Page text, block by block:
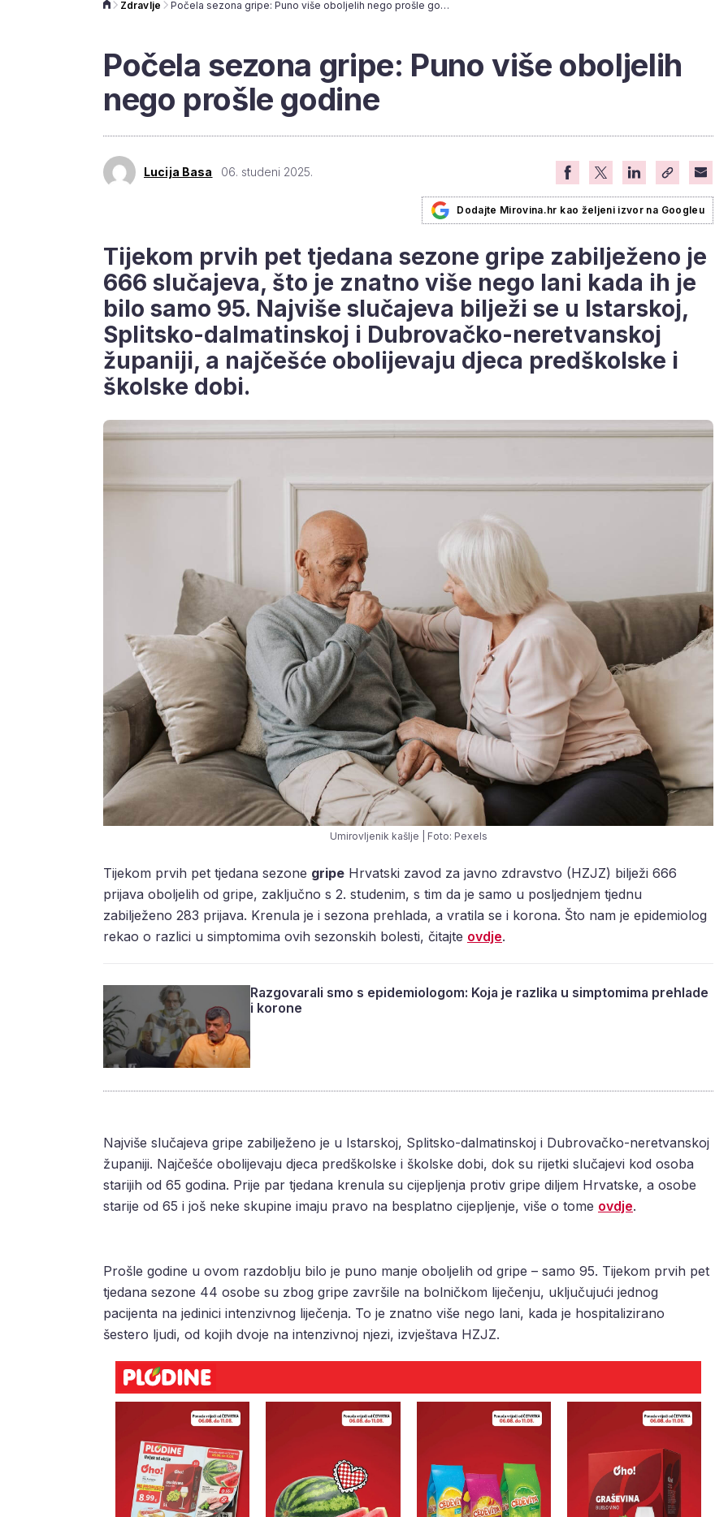
Zdravlje Počela sezona gripe: Puno više oboljelih nego prošle godine
Počela sezona gripe: Puno više oboljelih
nego prošle godine
Lucija Basa 06. studeni 2025.
Dodajte Mirovina.hr kao željeni izvor na Googleu
Tijekom prvih pet tjedana sezone gripe zabilježeno je
666 slučajeva, što je znatno više nego lani kada ih je
bilo samo 95. Najviše slučajeva bilježi se u Istarskoj,
Splitsko-dalmatinskoj i Dubrovačko-neretvanskoj
županiji, a najčešće obolijevaju djeca predškolske i
školske dobi.
Umirovljenik kašlje | Foto: Pexels
Tijekom prvih pet tjedana sezone gripe Hrvatski zavod za javno zdravstvo (HZJZ) bilježi 666
prijava oboljelih od gripe, zaključno s 2. studenim, s tim da je samo u posljednjem tjednu
zabilježeno 283 prijava. Krenula je i sezona prehlada, a vratila se i korona. Što nam je epidemiolog
rekao o razlici u simptomima ovih sezonskih bolesti, čitajte ovdje.
Razgovarali smo s epidemiologom: Koja je razlika u simptomima prehlade
i korone
Najviše slučajeva gripe zabilježeno je u Istarskoj, Splitsko-dalmatinskoj i Dubrovačko-neretvanskoj
županiji. Najčešće obolijevaju djeca predškolske i školske dobi, dok su rijetki slučajevi kod osoba
starijih od 65 godina. Prije par tjedana krenula su cijepljenja protiv gripe diljem Hrvatske, a osobe
starije od 65 i još neke skupine imaju pravo na besplatno cijepljenje, više o tome ovdje.
Prošle godine u ovom razdoblju bilo je puno manje oboljelih od gripe – samo 95. Tijekom prvih pet
tjedana sezone 44 osobe su zbog gripe završile na bolničkom liječenju, uključujući jednog
pacijenta na jedinici intenzivnog liječenja. To je znatno više nego lani, kada je hospitalizirano
šestero ljudi, od kojih dvoje na intenzivnoj njezi, izvještava HZJZ.